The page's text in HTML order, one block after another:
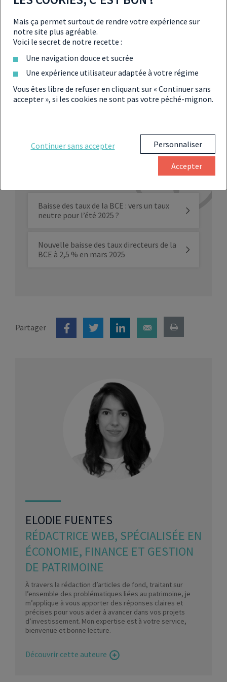
BCE : Les taux monétaires directeurs
↩︎
EUROSTAT :
consommation harmonisés (IPCH)
À LIRE ÉGALEMENT SUR LES
Baisse des taux de la BCE : vers un taux
neutre pour l’été 2025 ?
Nouvelle baisse des taux directeurs de la
BCE à 2,5 % en mars 2025
Partager
ELODIE FUENTES
RÉDACTRICE WEB, SPÉCIALISÉE EN
ÉCONOMIE, FINANCE ET GESTION
DE PATRIMOINE
À travers la rédaction d’articles de fond, traitant sur
l’ensemble des problématiques liées au patrimoine, je
m’applique à vous apporter des réponses claires et
précises pour vous aider à avancer dans vos projets
d’investissement. Mon expertise est à votre service,
bienvenue et bonne lecture.
Découvrir cette auteure
Mais ça permet surtout de rendre votre expérience sur
notre site plus agréable.
Voici le secret de notre recette :
Une navigation douce et sucrée
Une expérience utilisateur adaptée à votre régime
Vous êtes libre de refuser en cliquant sur « Continuer sans
accepter », si les cookies ne sont pas votre péché-mignon.
Continuer sans accepter Personnaliser
Accepter